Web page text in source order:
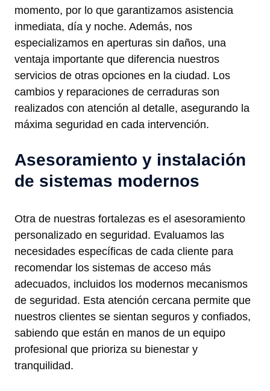
momento, por lo que garantizamos asistencia
inmediata, día y noche. Además, nos
especializamos en aperturas sin daños, una
ventaja importante que diferencia nuestros
servicios de otras opciones en la ciudad. Los
cambios y reparaciones de cerraduras son
realizados con atención al detalle, asegurando la
máxima seguridad en cada intervención.
Asesoramiento y instalación
de sistemas modernos
Otra de nuestras fortalezas es el asesoramiento
personalizado en seguridad. Evaluamos las
necesidades específicas de cada cliente para
recomendar los sistemas de acceso más
adecuados, incluidos los modernos mecanismos
de seguridad. Esta atención cercana permite que
nuestros clientes se sientan seguros y confiados,
sabiendo que están en manos de un equipo
profesional que prioriza su bienestar y
tranquilidad.